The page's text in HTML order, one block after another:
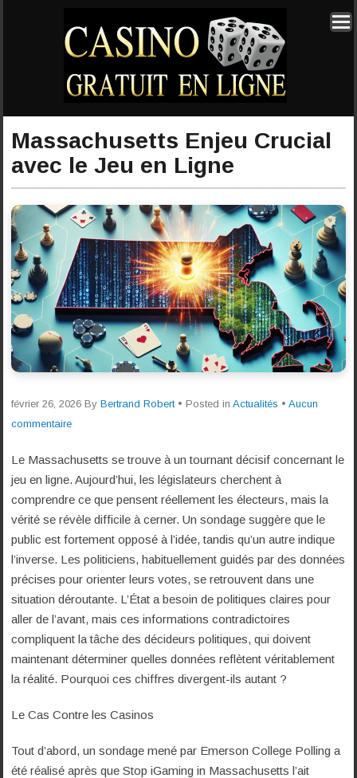
Massachusetts Enjeu Crucial
avec le Jeu en Ligne
février 26, 2026 By Bertrand Robert • Posted in Actualités • Aucun
commentaire
Le Massachusetts se trouve à un tournant décisif concernant le
jeu en ligne. Aujourd’hui, les législateurs cherchent à
comprendre ce que pensent réellement les électeurs, mais la
vérité se révèle difficile à cerner. Un sondage suggère que le
public est fortement opposé à l’idée, tandis qu’un autre indique
l’inverse. Les politiciens, habituellement guidés par des données
précises pour orienter leurs votes, se retrouvent dans une
situation déroutante. L’État a besoin de politiques claires pour
aller de l’avant, mais ces informations contradictoires
compliquent la tâche des décideurs politiques, qui doivent
maintenant déterminer quelles données reflètent véritablement
la réalité. Pourquoi ces chiffres divergent-ils autant ?
Le Cas Contre les Casinos
Tout d’abord, un sondage mené par Emerson College Polling a
été réalisé après que Stop iGaming in Massachusetts l’ait